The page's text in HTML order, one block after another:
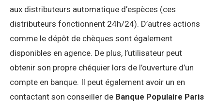
aux distributeurs automatique d’espèces (ces
distributeurs fonctionnent 24h/24). D’autres actions
comme le dépôt de chèques sont également
disponibles en agence. De plus, l’utilisateur peut
obtenir son propre chéquier lors de l’ouverture d’un
compte en banque. Il peut également avoir un en
contactant son conseiller de Banque Populaire Paris